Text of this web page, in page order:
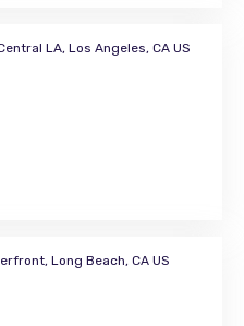
LA, Los Angeles, CA US
Long Beach, CA US